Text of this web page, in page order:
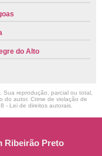
do Alto
reprodução, parcial ou total,
do autor. Crime de violação de
- Lei de direitos autorais
Ribeirão Preto